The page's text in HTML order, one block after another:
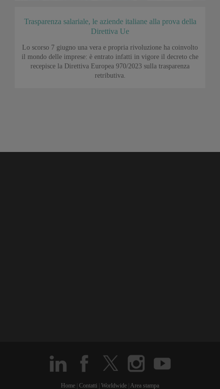
Trasparenza salariale, le aziende italiane alla prova della
Direttiva Ue
Lo scorso 7 giugno una vera e propria rivoluzione ha coinvolto
il mondo delle imprese: è entrato infatti in vigore il decreto che
recepisce la Direttiva Europea 970/2023 sulla trasparenza
retributiva.
Home Contatti Worldwide Area stampa